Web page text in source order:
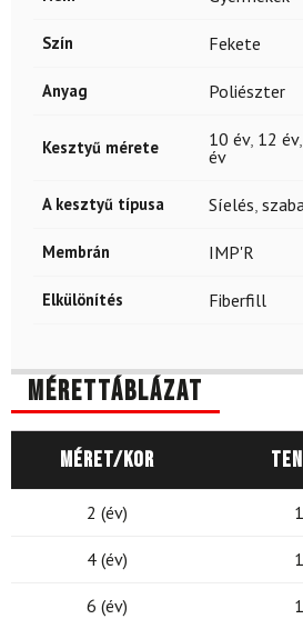
Szín Fekete
Anyag Poliészter
Kesztyű mérete 10 év, 12 év,
év
A kesztyű típusa Síelés
Membrán IMP'R
Elkülönítés Fiberfill
Mérettáblázat
Méret/Kor
2 (év)
4 (év)
6 (év)